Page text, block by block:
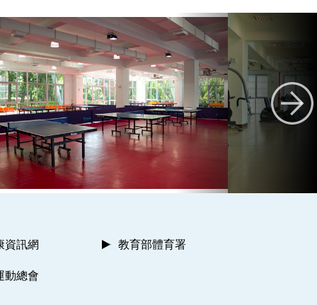
資訊網
教育部體育署
動總會